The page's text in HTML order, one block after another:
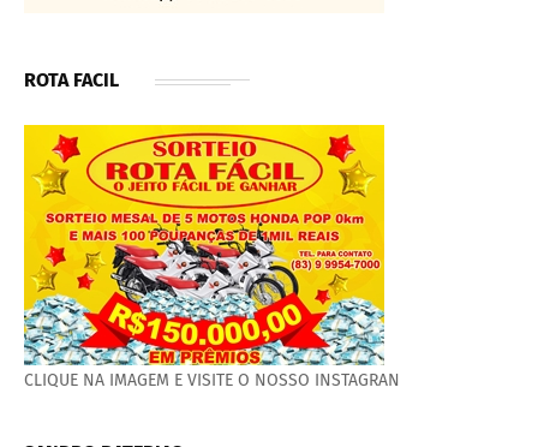
ROTA FACIL
CLIQUE NA IMAGEM E VISITE O NOSSO INSTAGRAN